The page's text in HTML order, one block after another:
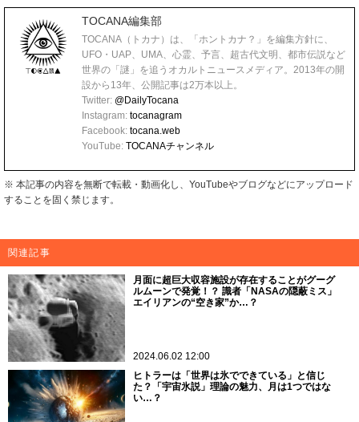
TOCANA編集部
TOCANA（トカナ）は、「ホントカナ？」を編集方針に、
UFO・UAP、UMA、心霊、予言、超古代文明、都市伝説など
世界の「謎」を追うオカルトニュースメディア。2013年の開
設から13年、公開記事は2万本以上。
Twitter: @DailyTocana
Instagram: tocanagram
Facebook: tocana.web
YouTube: TOCANAチャンネル
※ 本記事の内容を無断で転載・動画化し、YouTubeやブログなどにアップロード
することを固く禁じます。
関連記事
月面に超巨大収容施設が存在することがグーグ
ルムーンで発覚！？ 識者「NASAの隠蔽ミス」
エイリアンの“空き家”か…？
2024.06.02 12:00
ヒトラーは「世界は氷でできている」と信じ
た？「宇宙氷説」理論の魅力、月は1つではな
い…？